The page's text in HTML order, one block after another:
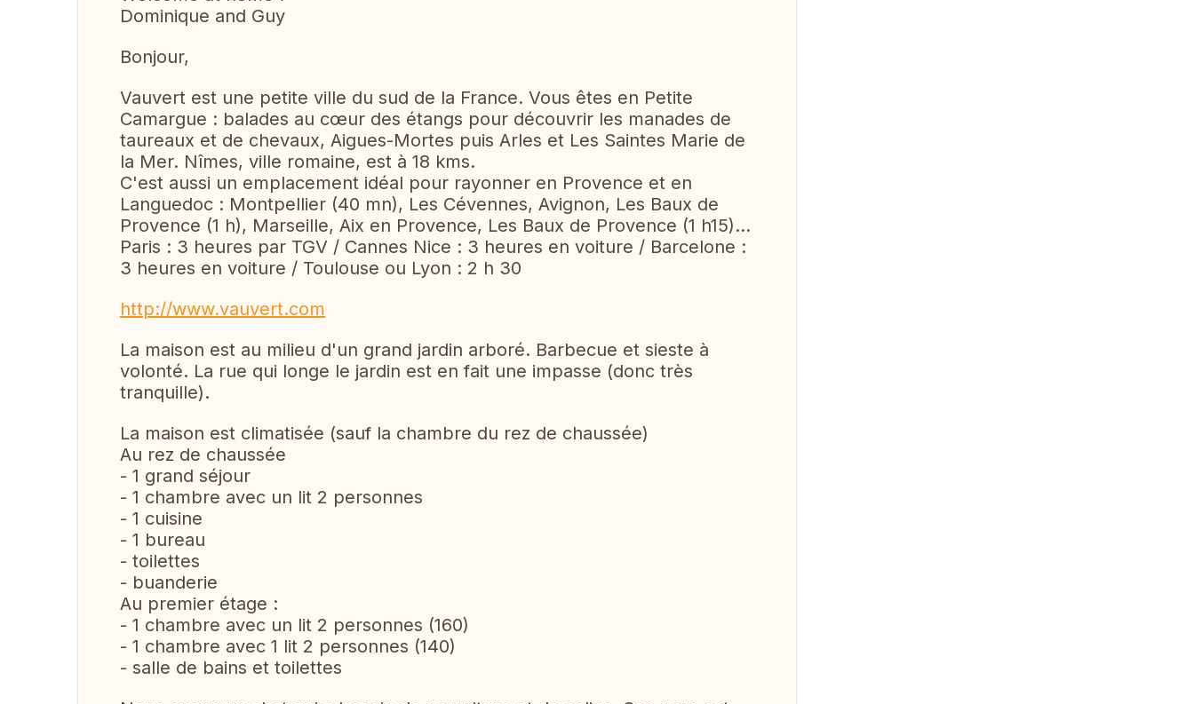
Dominique and Guy
Bonjour,
Vauvert est une petite ville du sud de la France. Vous êtes en Petite
Camargue : balades au cœur des étangs pour découvrir les manades de
taureaux et de chevaux, Aigues-Mortes puis Arles et Les Saintes Marie de
la Mer. Nîmes, ville romaine, est à 18 kms.
C'est aussi un emplacement idéal pour rayonner en Provence et en
Languedoc : Montpellier (40 mn), Les Cévennes, Avignon, Les Baux de
Provence (1 h), Marseille, Aix en Provence, Les Baux de Provence (1 h15)...
Paris : 3 heures par TGV / Cannes Nice : 3 heures en voiture / Barcelone :
3 heures en voiture / Toulouse ou Lyon : 2 h 30
http://www.vauvert.com
La maison est au milieu d'un grand jardin arboré. Barbecue et sieste à
volonté. La rue qui longe le jardin est en fait une impasse (donc très
tranquille).
La maison est climatisée (sauf la chambre du rez de chaussée)
Au rez de chaussée
- 1 grand séjour
- 1 chambre avec un lit 2 personnes
- 1 cuisine
- 1 bureau
- toilettes
- buanderie
Au premier étage :
- 1 chambre avec un lit 2 personnes (160)
- 1 chambre avec 1 lit 2 personnes (140)
- salle de bains et toilettes